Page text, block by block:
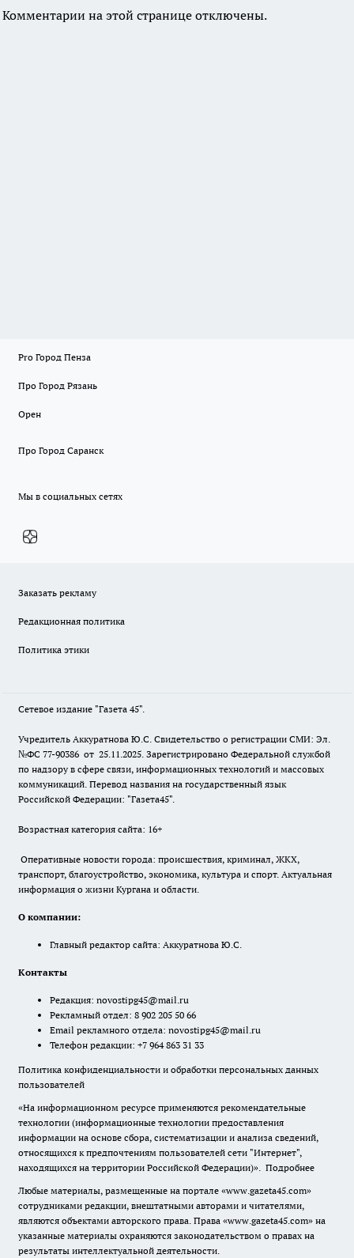
Комментарии на этой странице отключены.
Pro Город Пенза
Про Город Рязань
Орен
Про Город Саранск
Мы в социальных сетях
Заказать рекламу
Редакционная политика
Политика этики
Сетевое издание "Газета 45".
Учредитель Аккуратнова Ю.С. Свидетельство о регистрации СМИ: Эл.
№ФС 77-90386 от 25.11.2025. Зарегистрировано Федеральной службой
по надзору в сфере связи, информационных технологий и массовых
коммуникаций. Перевод названия на государственный язык
Российской Федерации: "Газета45".
Возрастная категория сайта: 16+
Оперативные новости города: происшествия, криминал, ЖКХ,
транспорт, благоустройство, экономика, культура и спорт. Актуальная
информация о жизни Кургана и области.
О компании:
Главный редактор сайта: Аккуратнова Ю.С.
Контакты
Редакция: novostipg45@mail.ru
Рекламный отдел: 8 902 205 50 66
Email рекламного отдела: novostipg45@mail.ru
Телефон редакции: +7 964 863 31 33
Политика конфиденциальности и обработки персональных данных
пользователей
«На информационном ресурсе применяются рекомендательные
технологии (информационные технологии предоставления
информации на основе сбора, систематизации и анализа сведений,
относящихся к предпочтениям пользователей сети "Интернет",
находящихся на территории Российской Федерации)». Подробнее
Любые материалы, размещенные на портале «www.gazeta45.com»
сотрудниками редакции, внештатными авторами и читателями,
являются объектами авторского права. Права «www.gazeta45.com» на
указанные материалы охраняются законодательством о правах на
результаты интеллектуальной деятельности.